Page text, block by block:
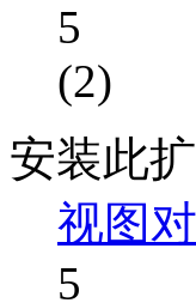
5
(2)
安装此
视图
5